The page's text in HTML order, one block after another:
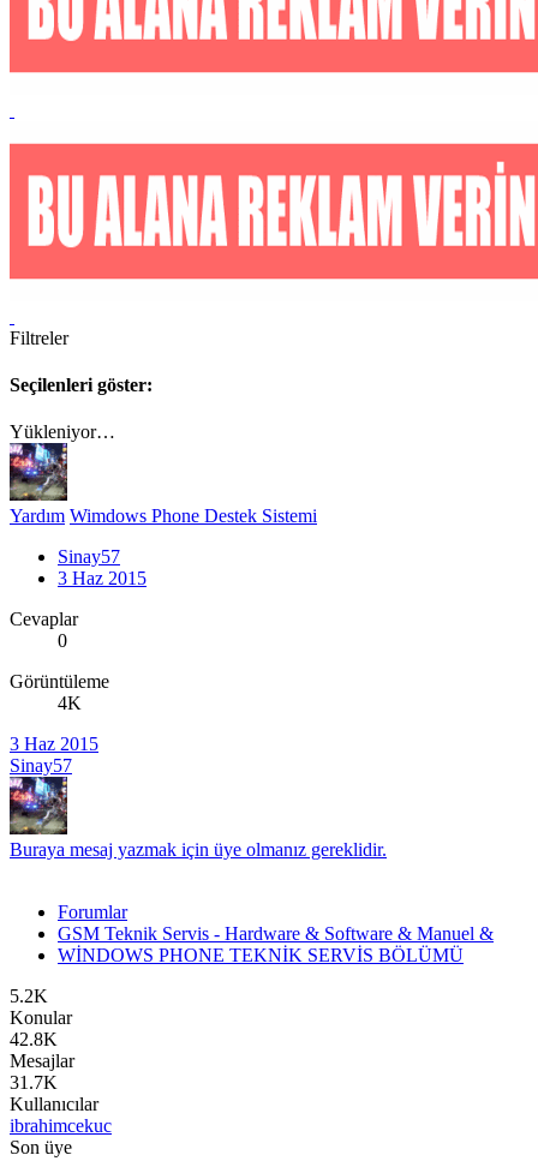
Filtreler
Seçilenleri göster:
Yükleniyor…
Yardım Wimdows Phone Destek Sistemi
Sinay57
3 Haz 2015
Cevaplar
0
Görüntüleme
4K
3 Haz 2015
Sinay57
Buraya mesaj yazmak için üye olmanız gereklidir.
Forumlar
GSM Teknik Servis - Hardware & Software & Manuel &
WİNDOWS PHONE TEKNİK SERVİS BÖLÜMÜ
5.2K
Konular
42.8K
Mesajlar
31.7K
Kullanıcılar
ibrahimcekuc
Son üye